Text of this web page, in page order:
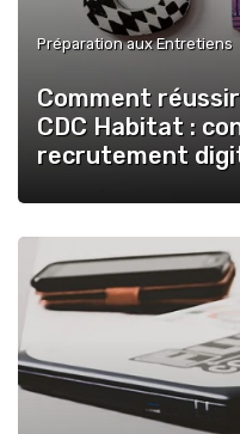
Préparation aux Entretiens
Comment
CDC Habitat :
recrutement